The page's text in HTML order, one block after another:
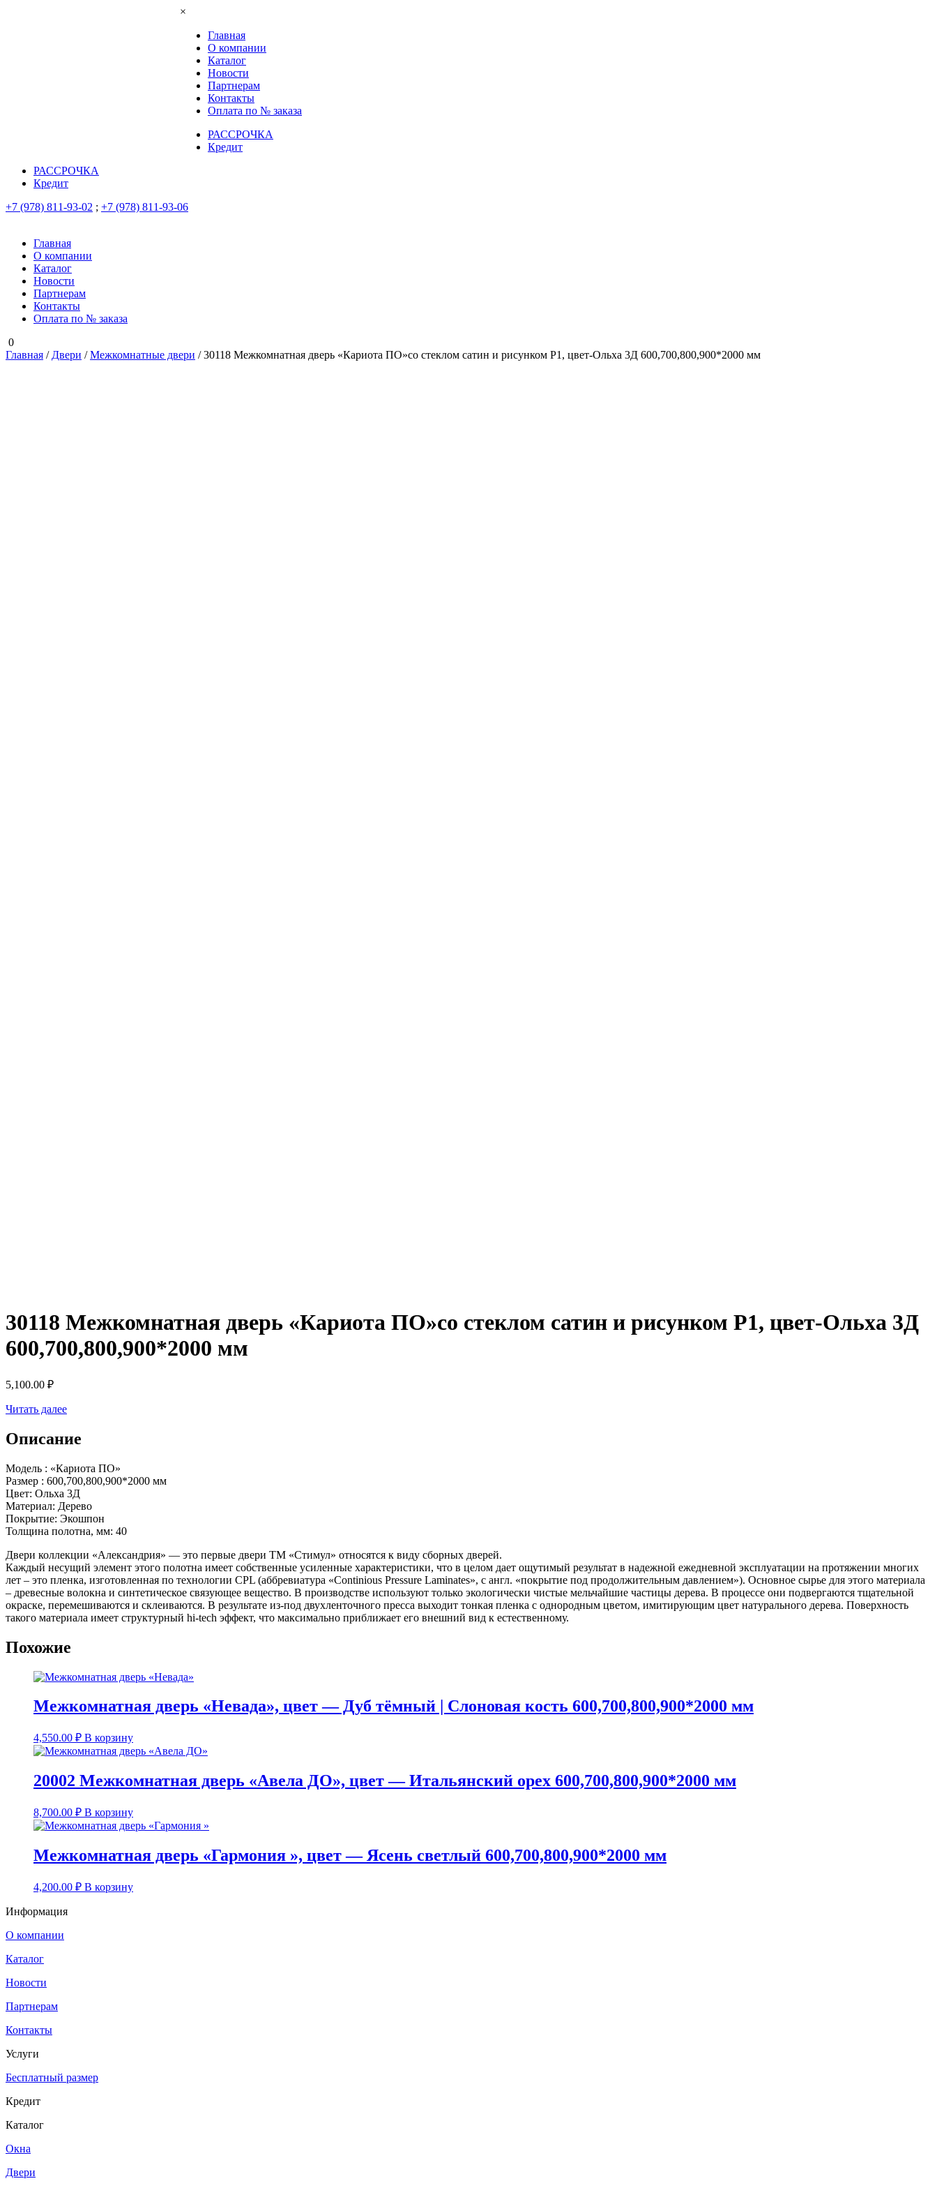
×
Главная
О компании
Каталог
Новости
Партнерам
Контакты
Оплата по № заказа
РАССРОЧКА
Кредит
РАССРОЧКА
Кредит
+7 (978) 811-93-02 ; +7 (978) 811-93-06
Главная
О компании
Каталог
Новости
Партнерам
Контакты
Оплата по № заказа
0
Главная / Двери /Межкомнатные двери / 30118 Межкомнатная дверь «Кариота ПО»со стеклом сатин и рисунком Р1, цвет-Ольха 3Д 600,700,800,900*2000 мм
30118 Межкомнатная дверь «Кариота ПО»со стеклом сатин и рисунком Р1, цвет-Ольха 3Д
600,700,800,900*2000 мм
5,100.00 ₽
Читать далее
Описание
Модель : «Кариота ПО»
Размер : 600,700,800,900*2000 мм
Цвет: Ольха 3Д
Материал: Дерево
Покрытие: Экошпон
Толщина полотна, мм: 40
Двери коллекции «Александрия» — это первые двери ТМ «Стимул» относятся к виду сборных дверей.
Каждый несущий элемент этого полотна имеет собственные усиленные характеристики, что в целом дает ощутимый результат в надежной ежедневной эксплуатации на протяжении многих
лет – это пленка, изготовленная по технологии CPL (аббревиатура «Continious Pressure Laminates», с англ. «покрытие под продолжительным давлением»). Основное сырье для этого материала
– древесные волокна и синтетическое связующее вещество. В производстве используют только экологически чистые мельчайшие частицы дерева. В процессе они подвергаются тщательной
окраске, перемешиваются и склеиваются. В результате из-под двухленточного пресса выходит тонкая пленка с однородным цветом, имитирующим цвет натурального дерева. Поверхность
такого материала имеет структурный hi-tech эффект, что максимально приближает его внешний вид к естественному.
Похожие
Межкомнатная дверь «Невада», цвет — Дуб тёмный | Слоновая кость 600,700,800,900*2000 мм
4,550.00 ₽ В корзину
20002 Межкомнатная дверь «Авела ДО», цвет — Итальянский орех 600,700,800,900*2000 мм
8,700.00 ₽ В корзину
Межкомнатная дверь «Гармония », цвет — Ясень светлый 600,700,800,900*2000 мм
4,200.00 ₽ В корзину
Информация
О компании
Каталог
Новости
Партнерам
Контакты
Услуги
Бесплатный размер
Кредит
Каталог
Окна
Двери